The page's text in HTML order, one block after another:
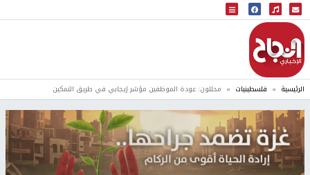
البث المباشر
إذاعة النجاح
الرئيسية فلسطينيات محللون: عودة الموظفين مؤشر إيجابي في طريق التمكين